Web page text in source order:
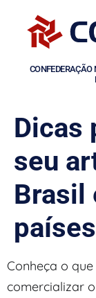
Dicas
seu
Brasil
países
Conheça o
comercializar